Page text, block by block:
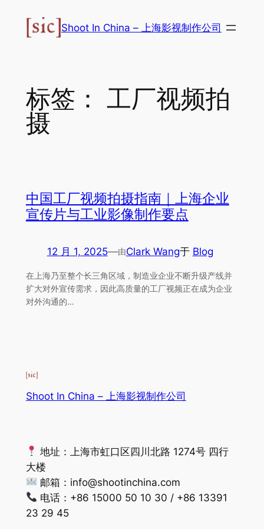
Shoot In China – 上海影视制作公司
标签： 工厂视频拍
摄
中国工厂视频拍摄指南｜上海企业
宣传片与工业影像制作要点
12 月 1, 2025—由Clark Wang于 Blog
在上海乃至整个长三角区域，制造业企业不断升级产线并
扩大对外宣传需求，因此高质量的工厂视频正在成为企业
对外沟通的…
Shoot In China – 上海影视制作公司
地址：上海市虹口区四川北路 1274号 四行
大楼
邮箱： info@shootinchina.com
电话：+86 15000 50 10 30 / +86 13391
23 29 45